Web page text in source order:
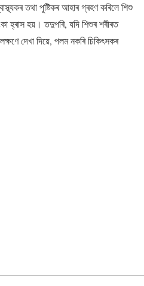
তথা পুষ্টিকৰ আহাৰ গ্ৰহণ কৰিলে শিশু
হ্ৰাস হয়। তদুপৰি, যদি শিশুৰ শৰীৰত
দেখা দিয়ে, পলম নকৰি চিকিৎসকৰ